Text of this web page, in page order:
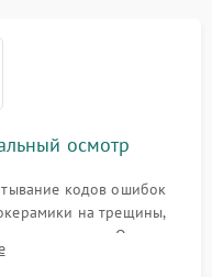
осмотр
кодов ошибок
на трещины,
нагрева. Опрос
не видит посуду,